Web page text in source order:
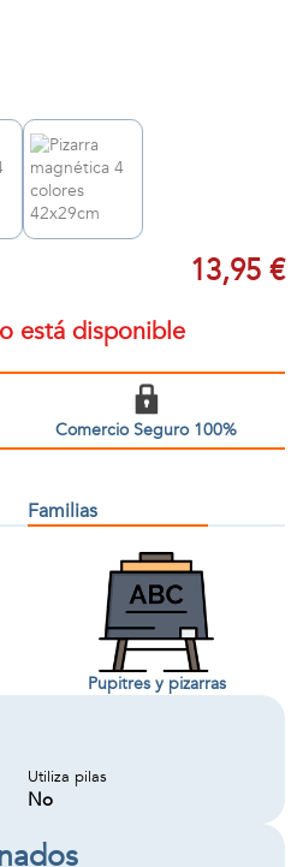
13,95 €
está disponible
Comercio Seguro 100%
Familias
Pupitres y pizarras
Utiliza pilas
No